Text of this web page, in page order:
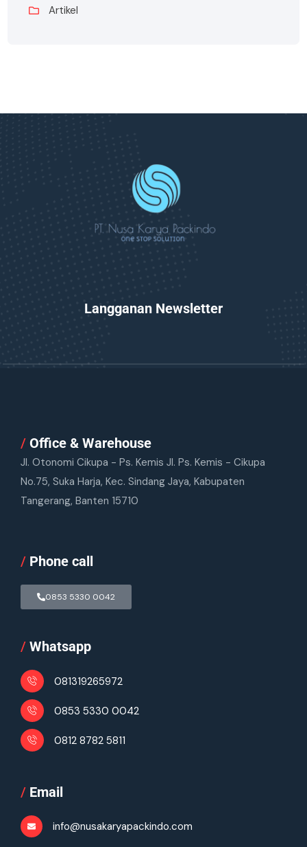
Artikel
Langganan Newsletter
/ Office & Warehouse
Jl. Otonomi Cikupa - Ps. Kemis Jl. Ps. Kemis - Cikupa
No.75, Suka Harja, Kec. Sindang Jaya, Kabupaten
Tangerang, Banten 15710
/ Phone call
0853 5330 0042
/ Whatsapp
081319265972
0853 5330 0042
0812 8782 5811
/ Email
info@nusakaryapackindo.com